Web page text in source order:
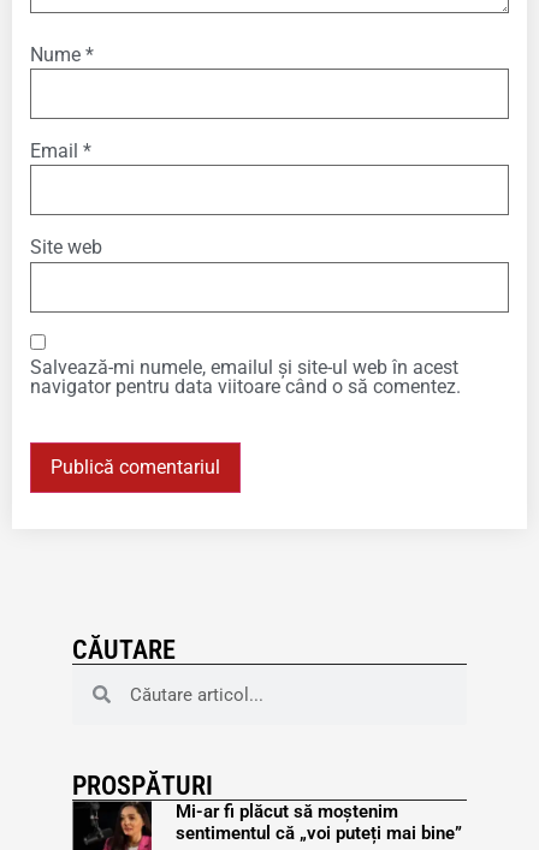
Nume *
Email *
Site web
Salvează-mi numele, emailul și site-ul web în acest
navigator pentru data viitoare când o să comentez.
CĂUTARE
PROSPĂTURI
Mi-ar fi plăcut să moștenim
sentimentul că „voi puteți mai bine”